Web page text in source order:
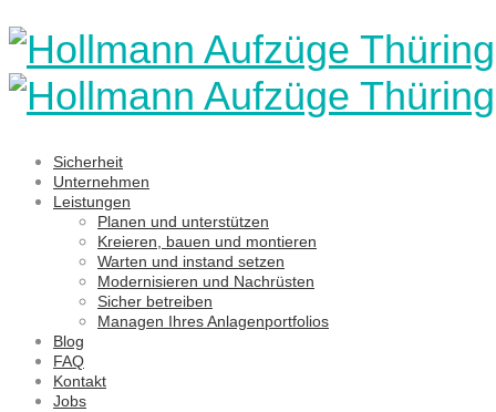
Sicherheit
Unternehmen
Leistungen
Planen und unterstützen
Kreieren, bauen und montieren
Warten und instand setzen
Modernisieren und Nachrüsten
Sicher betreiben
Managen Ihres Anlagenportfolios
Blog
FAQ
Kontakt
Jobs